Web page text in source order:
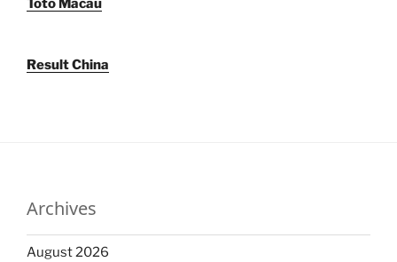
Toto Macau
Result China
Archives
August 2026